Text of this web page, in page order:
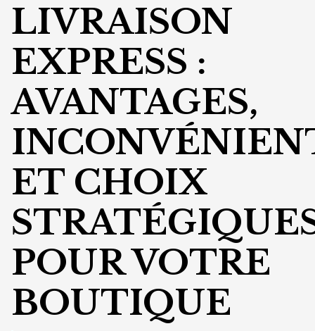
LIVRAISON
EXPRESS :
AVANTAGES,
ET CHOIX
POUR VOTRE
BOUTIQUE